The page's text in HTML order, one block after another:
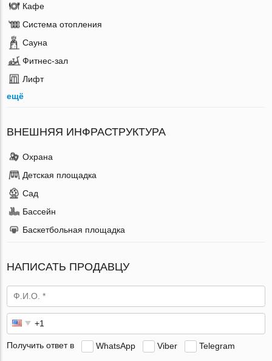
Кафе
Система отопления
Сауна
Фитнес-зал
Лифт
ещё
ВНЕШНЯЯ ИНФРАСТРУКТУРА
Охрана
Детская площадка
Сад
Бассейн
Баскетбольная площадка
НАПИСАТЬ ПРОДАВЦУ
Получить ответ в WhatsApp Viber Telegram